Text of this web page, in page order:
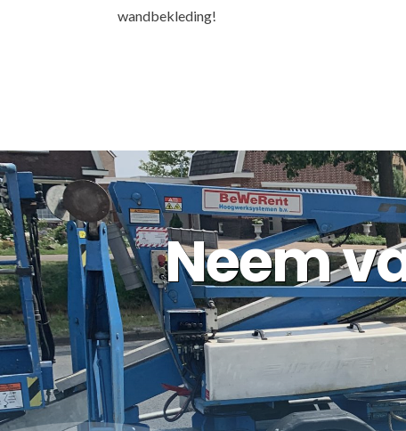
wandbekleding!
Neem